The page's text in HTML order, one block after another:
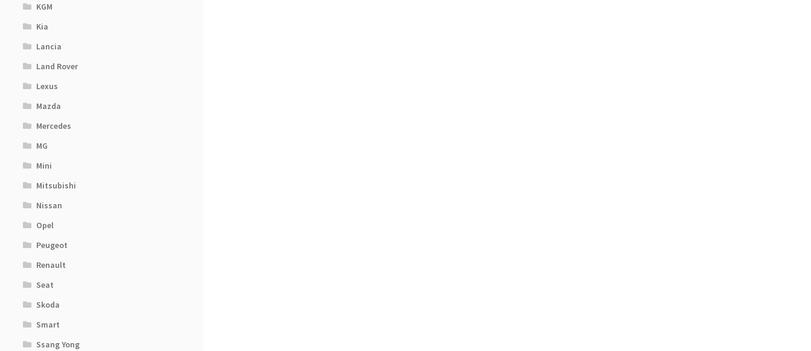
KGM
Kia
Lancia
Land Rover
Lexus
Mazda
Mercedes
MG
Mini
Mitsubishi
Nissan
Opel
Peugeot
Renault
Seat
Skoda
Smart
Ssang Yong